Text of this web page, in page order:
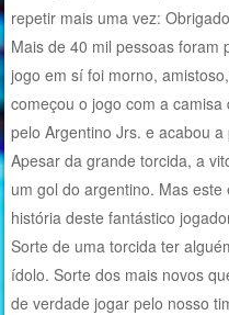
repetir mais uma vez:
Mais de 40 mil pessoas foram
jogo em sí foi morno,
começou o jogo com a
pelo Argentino Jrs. e acabou
Apesar da grande torcida, a
um gol do argentino. Mas
história deste fantástico
Sorte de uma torcida ter
ídolo. Sorte dos mais novos
de verdade jogar pelo nosso